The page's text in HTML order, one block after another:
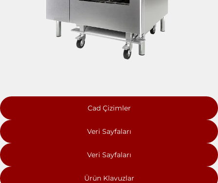
Cad Çizimler
Veri Sayfaları
Veri Sayfaları
Ürün Klavuzlar